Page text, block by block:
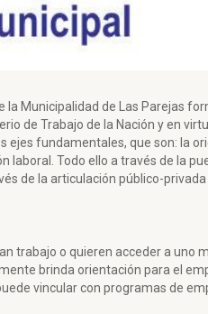
la Municipalidad de Las Parejas
de Trabajo de la Nación y en
ejes fundamentales, que son: la
laboral. Todo ello a través de la
de la articulación público-
trabajo o quieren acceder a uno
brinda orientación para el
vincular con programas de